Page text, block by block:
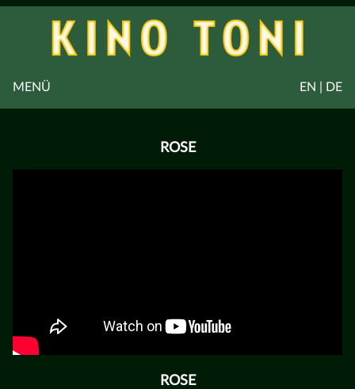
EN | DE
MENÜ
ROSE
ROSE